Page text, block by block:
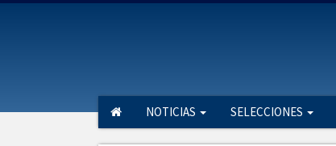
NOTICIAS SELECCIONES